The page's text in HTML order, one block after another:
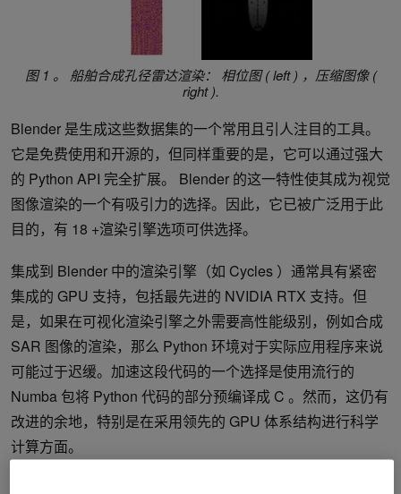
图 1 。 船舶合成孔径雷达渲染： 相位图 (left ) ，压缩图像 (
right ).
Blender 是生成这些数据集的一个常用且引人注目的工具。
它是免费使用和开源的，但同样重要的是，它可以通过强大
的 Python API 完全扩展。 Blender 的这一特性使其成为视觉
图像渲染的一个有吸引力的选择。因此，它已被广泛用于此
目的，有 18 +渲染引擎选项可供选择。
集成到 Blender 中的渲染引擎（如 Cycles ）通常具有紧密
集成的 GPU 支持，包括最先进的 NVIDIA RTX 支持。但
是，如果在可视化渲染引擎之外需要高性能级别，例如合成
SAR 图像的渲染，那么 Python 环境对于实际应用程序来说
可能过于迟缓。加速这段代码的一个选择是使用流行的
Numba 包将 Python 代码的部分预编译成 C 。然而，这仍有
改进的余地，特别是在采用领先的 GPU 体系结构进行科学
计算方面。